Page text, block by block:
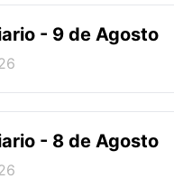
- 9 de Agosto
- 8 de Agosto